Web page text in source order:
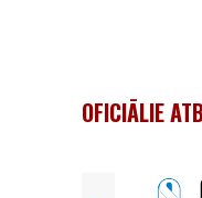
OFICIĀLIE